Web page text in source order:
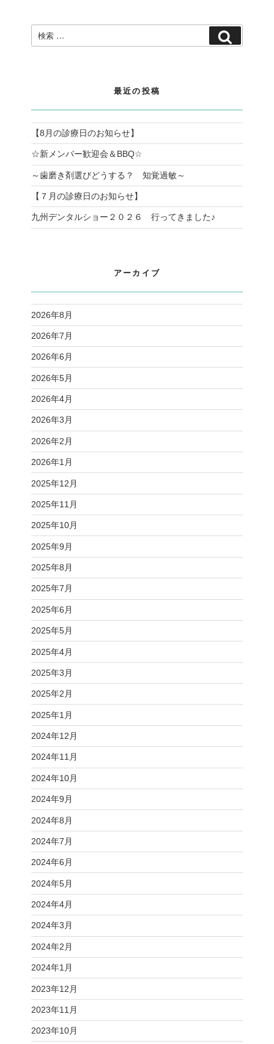
検
索:
索
最近の投稿
【8月の診療日のお知らせ】
☆新メンバー歓迎会＆BBQ☆
～歯磨き剤選びどうする？ 知覚過敏～
【７月の診療日のお知らせ】
九州デンタルショー２０２６ 行ってきました♪
アーカイブ
2026年8月
2026年7月
2026年6月
2026年5月
2026年4月
2026年3月
2026年2月
2026年1月
2025年12月
2025年11月
2025年10月
2025年9月
2025年8月
2025年7月
2025年6月
2025年5月
2025年4月
2025年3月
2025年2月
2025年1月
2024年12月
2024年11月
2024年10月
2024年9月
2024年8月
2024年7月
2024年6月
2024年5月
2024年4月
2024年3月
2024年2月
2024年1月
2023年12月
2023年11月
2023年10月